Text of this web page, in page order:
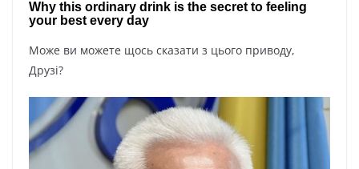
Може ви можете щось сказати з цього приводу,
Друзі?